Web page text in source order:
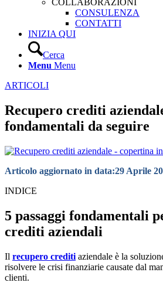
COLLABORAZIONI
CONSULENZA
CONTATTI
INIZIA QUI
Cerca
Menu Menu
ARTICOLI
Recupero crediti
fondamentali da seguire
Articolo aggiornato in data:29 Aprile
INDICE
5 passaggi fondamentali
crediti aziendali
Il recupero crediti aziendale è la
risolvere le crisi finanziarie causate dal
clienti.